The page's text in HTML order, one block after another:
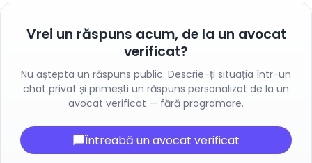
Vrei un răspuns acum, de la un avocat
verificat?
Nu aștepta un răspuns public. Descrie-ți situația într-un
chat privat și primești un răspuns personalizat de la un
avocat verificat — fără programare.
chat_bubbleÎntreabă un avocat verificat